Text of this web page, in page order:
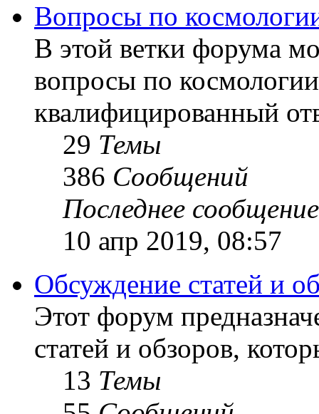
Вопросы по
В этой ветки форума
вопросы по
квалифицированный
29 Темы
386 Сообщений
Последнее сообщение
10 апр 2019, 08:57
Обсуждение статей и
Этот форум
статей и обзоров,
13 Темы